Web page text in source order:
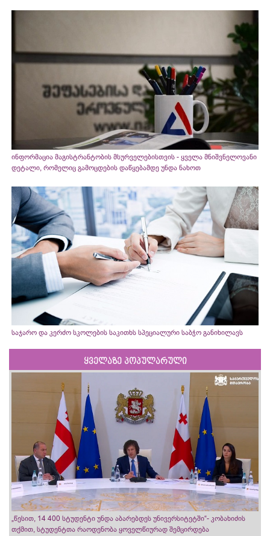
ინფორმაცია მაგისტრანტობის მსურველებისთვის - ყველა მნიშვნელოვანი
დეტალი, რომელიც გამოცდების დაწყებამდე უნდა ნახოთ
საჯარო და კერძო სკოლების საკითხს სპეციალური საბჭო განიხილავს
ყველაზე პოპულარული
„წესით, 14 400 სტუდენტი უნდა აბარებდეს უნივერსიტეტში“- კობახიძის
თქმით, სტუდენტთა რაოდენობა ყოველწიურად შემცირდება